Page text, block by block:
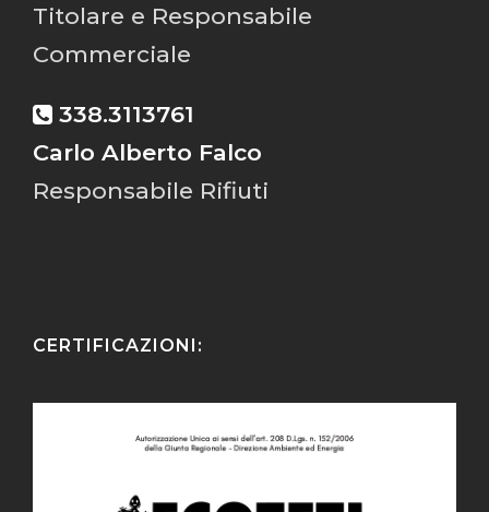
Titolare e Responsabile
Commerciale
338.3113761
Carlo Alberto Falco
Responsabile Rifiuti
CERTIFICAZIONI: